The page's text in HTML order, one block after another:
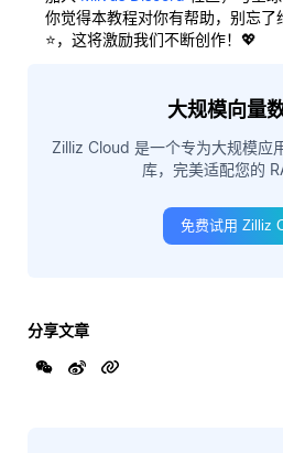
你觉得本教程对你有帮助，别忘了
⭐，这将激励我们不断创作！💖
大规模向量
Zilliz Cloud 是一个专为大规模应
库，完美适配您的
免费试用 Zilliz
分享文章